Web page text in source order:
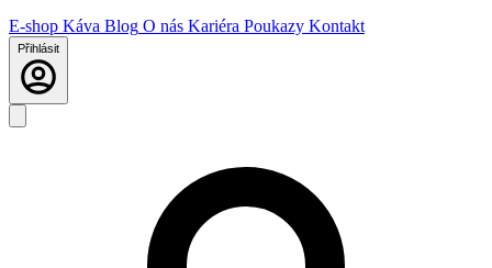
E-shop Káva Blog O nás Kariéra Poukazy Kontakt
Přihlásit